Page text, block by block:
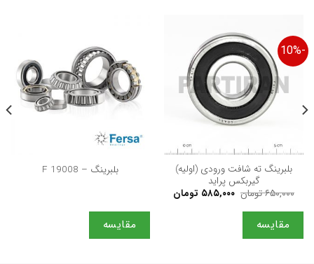
-10%
بلبرینگ ته شافت ورودی (اولیه)
گیربکس پراید
۶۵۰,۰۰۰تومان قیمت
اصلی
۵۸۵,۰۰۰ تومان
۵۸۵,۰۰۰ تومان
مقایسه
بلبرینگ – F 19008
مقایسه